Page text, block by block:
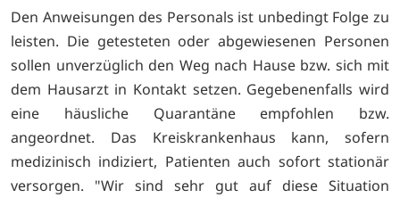
Den Anweisungen des Personals ist unbedingt Folge zu
leisten. Die getesteten oder abgewiesenen Personen
sollen unverzüglich den Weg nach Hause bzw. sich mit
dem Hausarzt in Kontakt setzen. Gegebenenfalls wird
eine häusliche Quarantäne empfohlen bzw.
angeordnet. Das Kreiskrankenhaus kann, sofern
medizinisch indiziert, Patienten auch sofort stationär
versorgen. "Wir sind sehr gut auf diese Situation